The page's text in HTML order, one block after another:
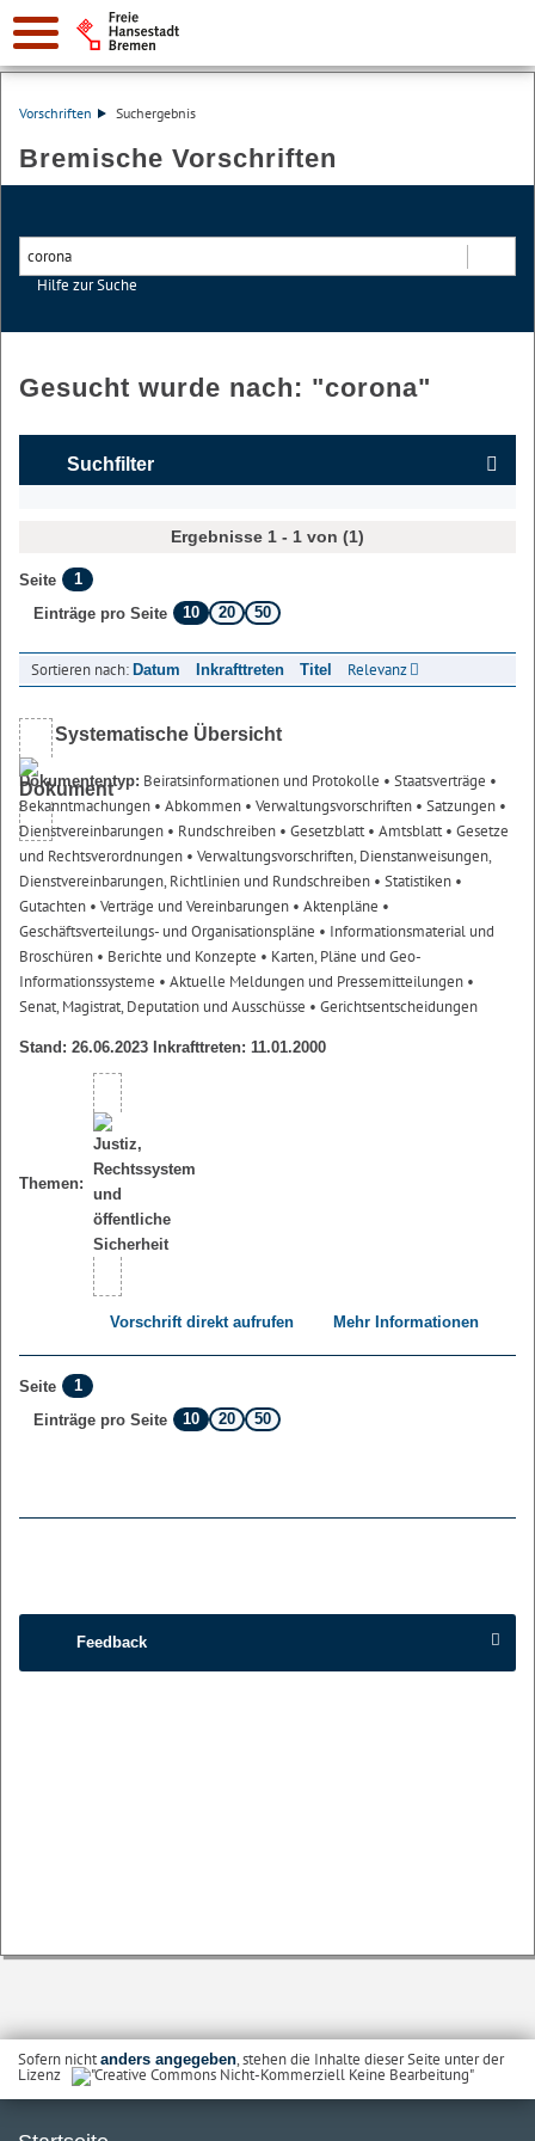
Vorschriften Suchergebnis
Bremische Vorschriften
Hilfe zur Suche
Gesucht wurde nach: "corona"
Suchfilter
Ergebnisse 1 - 1 von (1)
Seite
1
Einträge pro Seite
10 20 50
Sortieren nach: Datum Inkrafttreten Titel Relevanz
Systematische Übersicht
Dokumententyp: Beiratsinformationen und Protokolle • Staatsverträge •
Bekanntmachungen • Abkommen • Verwaltungsvorschriften • Satzungen •
Dienstvereinbarungen • Rundschreiben • Gesetzblatt• Amtsblatt• Gesetze
und Rechtsverordnungen • Verwaltungsvorschriften, Dienstanweisungen,
Dienstvereinbarungen, Richtlinien und Rundschreiben • Statistiken •
Gutachten • Verträge und Vereinbarungen • Aktenpläne •
Geschäftsverteilungs- und Organisationspläne • Informationsmaterial und
Broschüren • Berichte und Konzepte • Karten, Pläne und Geo-
Informationssysteme • Aktuelle Meldungen und Pressemitteilungen •
Senat, Magistrat, Deputation und Ausschüsse • Gerichtsentscheidungen
Stand: 26.06.2023 Inkrafttreten: 11.01.2000
Themen:
Vorschrift direkt aufrufen Mehr Informationen
Seite
1
Einträge pro Seite
10 20 50
Feedback
Sofern nichtanders angegeben, stehen die Inhalte dieser Seite unter der
Lizenz